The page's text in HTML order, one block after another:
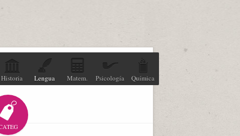
Historia Lengua Matem. Psicología Química